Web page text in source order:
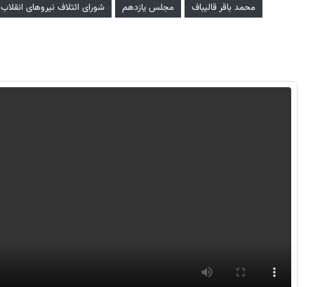
محمد باقر قالیباف مجلس یازدهم شورای ائتلاف نیروهای انقلاب